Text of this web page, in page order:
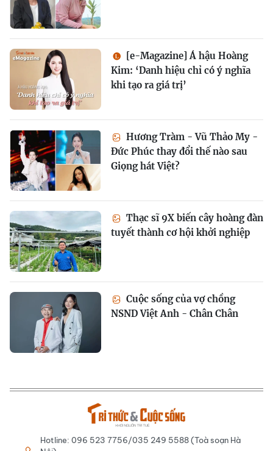
[e-Magazine] Á hậu Hoàng
Kim: ‘Danh hiệu chỉ có ý nghĩa
khi tạo ra giá trị’
Hương Tràm - Vũ Thảo My -
Đức Phúc thay đổi thế nào sau
Giọng hát Việt?
Thạc sĩ 9X biến cây hoàng đàn
tuyết thành cơ hội khởi nghiệp
Cuộc sống của vợ chồng
NSND Việt Anh - Chân Chân
Hotline: 096 523 7756/035 249 5588 (Toà soạn Hà